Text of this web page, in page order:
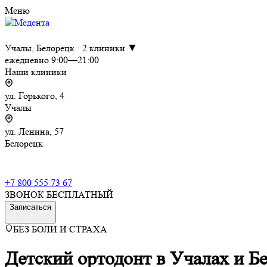
Меню
Учалы, Белорецк · 2 клиники ▼
ежедневно 9:00—21:00
Наши клиники
ул. Горького, 4
Учалы
ул. Ленина, 57
Белорецк
+7 800 555 73 67
ЗВОНОК БЕСПЛАТНЫЙ
Записаться
БЕЗ БОЛИ И СТРАХА
Детский ортодонт в Учалах и